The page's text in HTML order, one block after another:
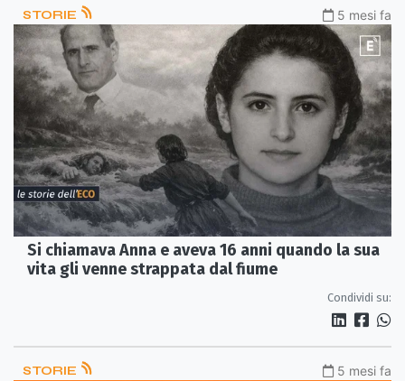
STORIE 5 mesi fa
Si chiamava Anna e aveva 16 anni quando la sua
vita gli venne strappata dal fiume
Condividi su:
STORIE 5 mesi fa